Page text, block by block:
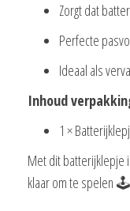
Zorgt dat
Perfecte
Ideaal als
Inhoud
1 ×
Met dit batterijklepje
klaar om te spelen